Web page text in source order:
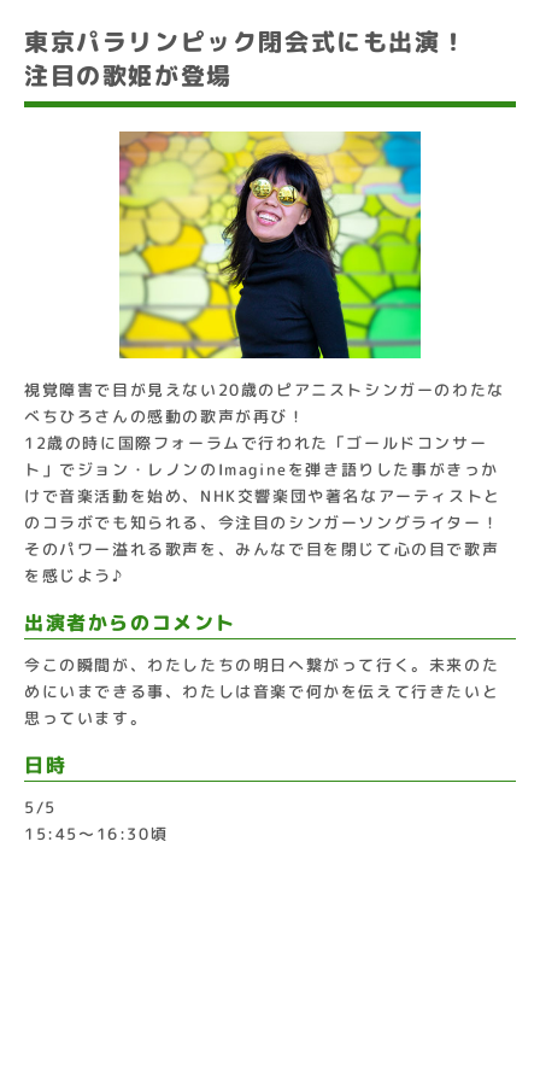
東京パラリンピック閉会式にも出演！
注目の歌姫が登場
視覚障害で目が見えない20歳のピアニストシンガーのわたな
べちひろさんの感動の歌声が再び！
12歳の時に国際フォーラムで行われた「ゴールドコンサー
ト」でジョン・レノンのImagineを弾き語りした事がきっか
けで音楽活動を始め、NHK交響楽団や著名なアーティストと
のコラボでも知られる、今注目のシンガーソングライター！
そのパワー溢れる歌声を、みんなで目を閉じて心の目で歌声
を感じよう♪
出演者からのコメント
今この瞬間が、わたしたちの明日へ繋がって行く。未来のた
めにいまできる事、わたしは音楽で何かを伝えて行きたいと
思っています。
日時
5/5
15:45〜16:30頃